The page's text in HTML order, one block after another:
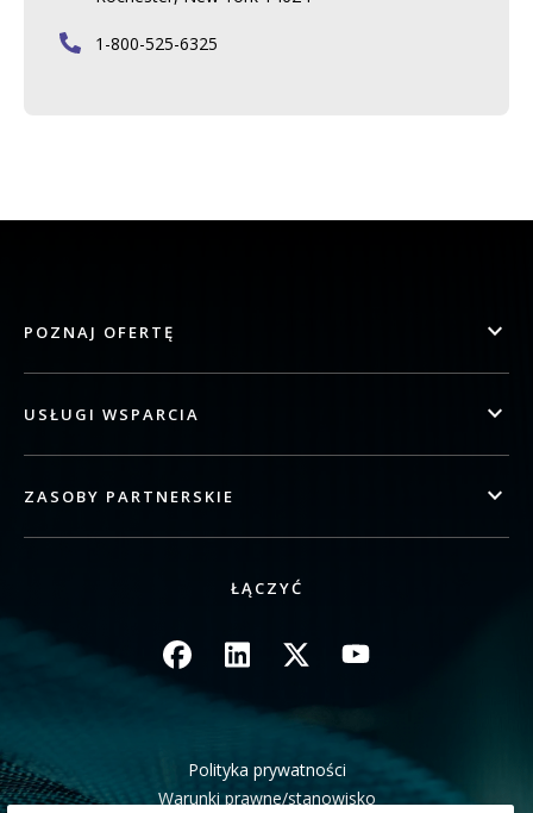
1-800-525-6325
POZNAJ OFERTĘ
USŁUGI WSPARCIA
ZASOBY PARTNERSKIE
ŁĄCZYĆ
Obraz Obraz Obraz Obraz
Polityka prywatności
Warunki prawne/stanowisko